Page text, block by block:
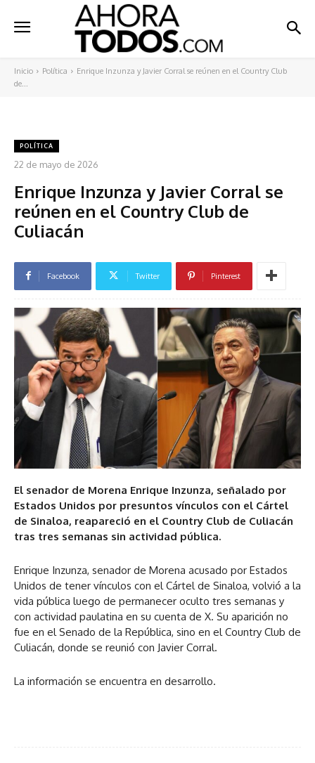
Inicio Política
Enrique Inzunza y Javier Corral se reúnen en el Country Club
de...
POLÍTICA
22 de mayo de 2026
Enrique Inzunza y Javier Corral se
reúnen en el Country Club de
Culiacán
Facebook Twitter Pinterest
El senador de Morena Enrique Inzunza, señalado por
Estados Unidos por presuntos vínculos con el Cártel
de Sinaloa, reapareció en el Country Club de Culiacán
tras tres semanas sin actividad pública.
Enrique Inzunza, senador de Morena acusado por Estados
Unidos de tener vínculos con el Cártel de Sinaloa, volvió a la
vida pública luego de permanecer oculto tres semanas y
con actividad paulatina en su cuenta de X. Su aparición no
fue en el Senado de la República, sino en el Country Club de
Culiacán, donde se reunió con Javier Corral.
La información se encuentra en desarrollo.